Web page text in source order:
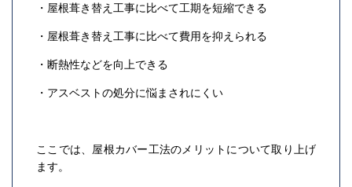
・屋根葺き替え工事に比べて工期を短縮できる
・屋根葺き替え工事に比べて費用を抑えられる
・断熱性などを向上できる
・アスベストの処分に悩まされにくい
ここでは、屋根カバー工法のメリットについて取り上げ
ます。